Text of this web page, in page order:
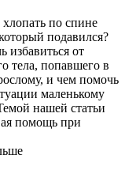
по спине
подавился?
избавиться от
тела, попавшего в
и чем помочь
маленькому
нашей статьи
помощь при